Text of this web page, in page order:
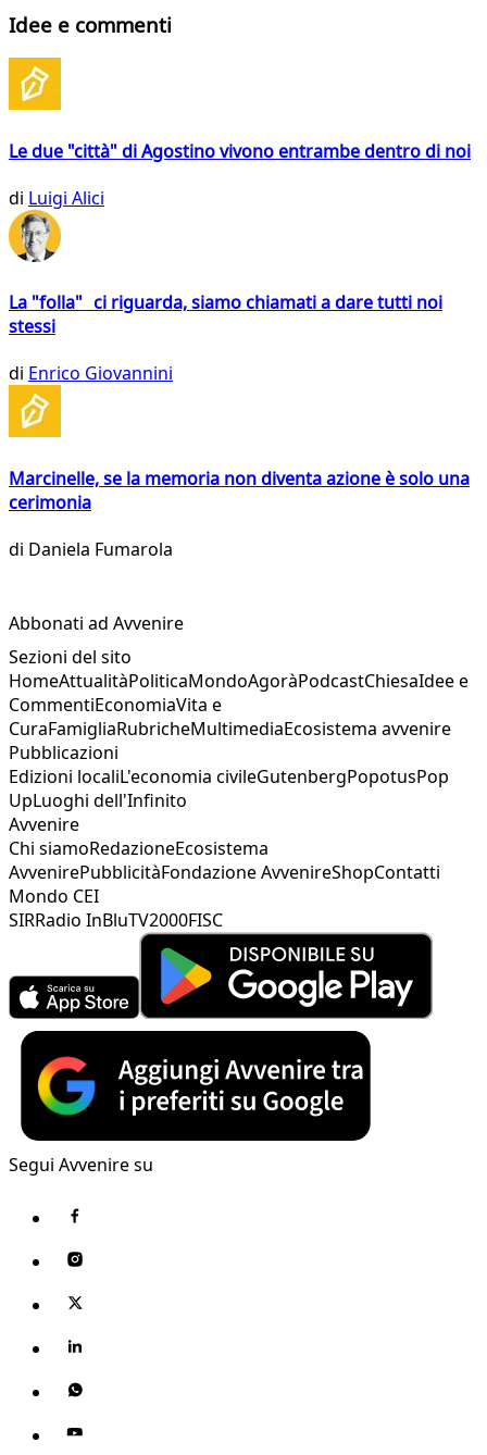
Idee e commenti
Le due "città" di Agostino vivono entrambe dentro di noi
di Luigi Alici
La "folla" ci riguarda, siamo chiamati a dare tutti noi
stessi
di Enrico Giovannini
Marcinelle, se la memoria non diventa azione è solo una
cerimonia
di Daniela Fumarola
Abbonati ad Avvenire
Sezioni del sito
HomeAttualitàPoliticaMondoAgoràPodcastChiesaIdee e
CommentiEconomiaVita e
CuraFamigliaRubricheMultimediaEcosistema avvenire
Pubblicazioni
Edizioni localiL'economia civileGutenbergPopotusPop
UpLuoghi dell'Infinito
Avvenire
Chi siamoRedazioneEcosistema
AvvenirePubblicitàFondazione AvvenireShopContatti
Mondo CEI
SIRRadio InBluTV2000FISC
Segui Avvenire su